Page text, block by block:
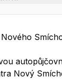
Nový